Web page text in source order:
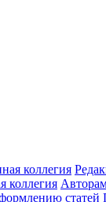
коллегия
коллегия
статей